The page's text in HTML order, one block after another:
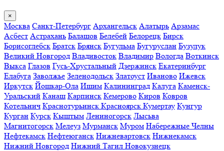
×
Москва Санкт-Петербург Архангельск Алатырь Арзамас
Асбест Астрахань Балашов Белебей Белорецк Бирск
Борисоглебск Братск Брянск Бугульма Бугуруслан Бузулук
Великий Новгород Владивосток Владимир Вологда Воткинск
Выкса Глазов Гусь-Хрустальный Дзержинск Екатеринбург
Елабуга Заволжье Зеленодольск Златоуст Иваново Ижевск
Иркутск Йошкар-Ола Ишим Калининград Калуга Каменск-
Уральский Канаш Карпинск Кемерово Киров Ковров
Котельнич Краснотурьинск Красноярск Кумертау Кунгур
Курган Курск Кыштым Лениногорск Лысьва
Магнитогорск Мелеуз Мурманск Муром Набережные Челны
Нефтекамск Нефтеюганск Нижневартовск Нижнекамск
Нижний Новгород Нижний Тагил Новокузнецк